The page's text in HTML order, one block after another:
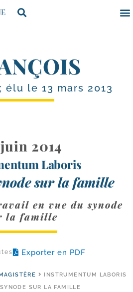
élu le 13 mars 2013
2014
Laboris
sur la famille
en vue du synode
la famille
Exporter en PDF
INSTRUMENTUM LABORIS
SUR LA FAMILLE